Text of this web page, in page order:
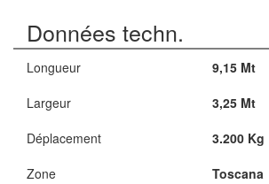
Données techn.
Longueur
9,15 Mt
Largeur
3,25 Mt
Déplacement
3.200 Kg
Zone
Toscana